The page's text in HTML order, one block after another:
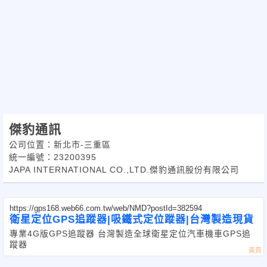
傑豹通訊
公司位置：新北市-三重區
統一編號：23200395
JAPA INTERNATIONAL CO.,LTD.傑豹通訊股份有限公司
https://gps168.web66.com.tw/web/NMD?postId=382594
衛星定位GPS追蹤器|吸鐵式定位蹤器|台灣製造現貨
專業4G版GPS追蹤器 台灣製造全球衛星定位汽車機車GPS追
蹤器